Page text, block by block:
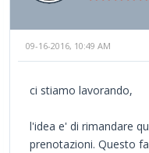
09-16-2016, 10:49 AM
ci stiamo lavorando,
l'idea e' di rimandare
prenotazioni. Questo